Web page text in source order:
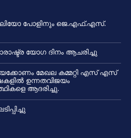
ലിയോ പോളിനും ജെ.എഫ്.എസ്.
യോഗ ദിനം ആചരിച്ചു
മേഖല കമ്മറ്റി എസ് എസ്
ഉന്നതവിജയം
ആദരിച്ചു.